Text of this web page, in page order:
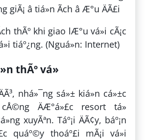
thÃº khi giao lÆ°u vá»i cÃ¡c
tiáº¿ng. (Nguá»n: Internet)
thÃº vá»
nhá»¯ng sá»± kiá»n cá»±c
cÅ©ng ÄÆ°á»£c resort tá»
xuyÃªn. Táº¡i ÄÃ¢y, báº¡n
quáº©y thoáº£i mÃ¡i vá»i